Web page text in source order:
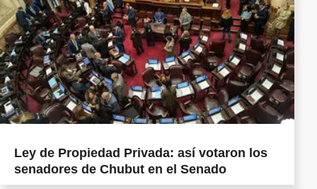
Ley de Propiedad Privada: así votaron los
senadores de Chubut en el Senado